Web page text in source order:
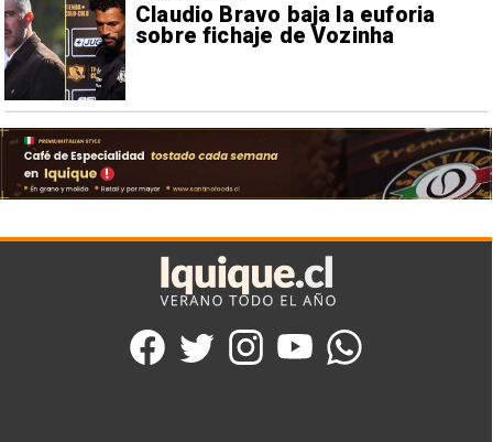
Claudio Bravo baja la euforia
sobre fichaje de Vozinha